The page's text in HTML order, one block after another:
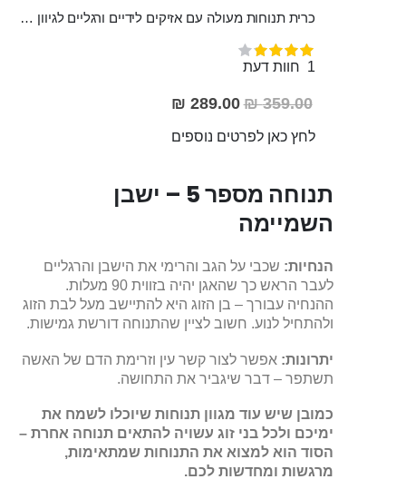
כרית תנוחות מעולה עם אזיקים לידיים ורגליים לגיוון מירבי "AMON"
דירוג:
80%1 חוות דעת
359.00 ₪
מחיר
289.00 ₪
לחץ כאן לפרטים נוספים
תנוחה מספר 5 – ישבן
השמיימה
הנחיות: שכבי על הגב והרימי את הישבן והרגליים
לעבר הראש כך שהאגן יהיה בזווית 90 מעלות.
ההנחיה עבורך – בן הזוג היא להתיישב מעל לבת הזוג
ולהתחיל לנוע. חשוב לציין שהתנוחה דורשת גמישות.
יתרונות: אפשר לצור קשר עין וזרימת הדם של האשה
תשתפר – דבר שיגביר את התחושה.
כמובן שיש עוד מגוון תנוחות שיוכלו לשמח את
ימיכם ולכל בני זוג עשויה להתאים תנוחה אחרת –
הסוד הוא למצוא את התנוחות שמתאימות,
מרגשות ומחדשות לכם.